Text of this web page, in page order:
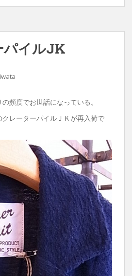
パイルJK
Iwata
頻度でお世話になっている。
レーターパイルＪＫが再入荷で